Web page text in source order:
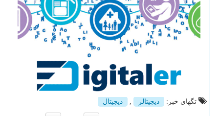
تگهای خبر: دیجیتالر دیجیتال